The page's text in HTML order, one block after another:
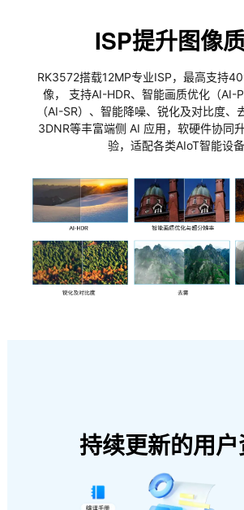
ISP提升图像
RK3572搭载12MP专业ISP，最高支持
像， 支持AI-HDR、智能画质优化（AI-
（AI-SR）、智能降噪、锐化及对比度、
3DNR等丰富端侧 AI 应用，软硬件协同
验，适配各类AIoT智能设备
持续更新的用